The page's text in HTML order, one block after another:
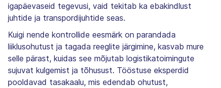
igapäevaseid tegevusi, vaid tekitab ka ebakindlust
juhtide ja transpordijuhtide seas.
Kuigi nende kontrollide eesmärk on parandada
liiklusohutust ja tagada reeglite järgimine, kasvab mure
selle pärast, kuidas see mõjutab logistikatoimingute
sujuvat kulgemist ja tõhusust. Tööstuse eksperdid
pooldavad tasakaalu, mis edendab ohutust,